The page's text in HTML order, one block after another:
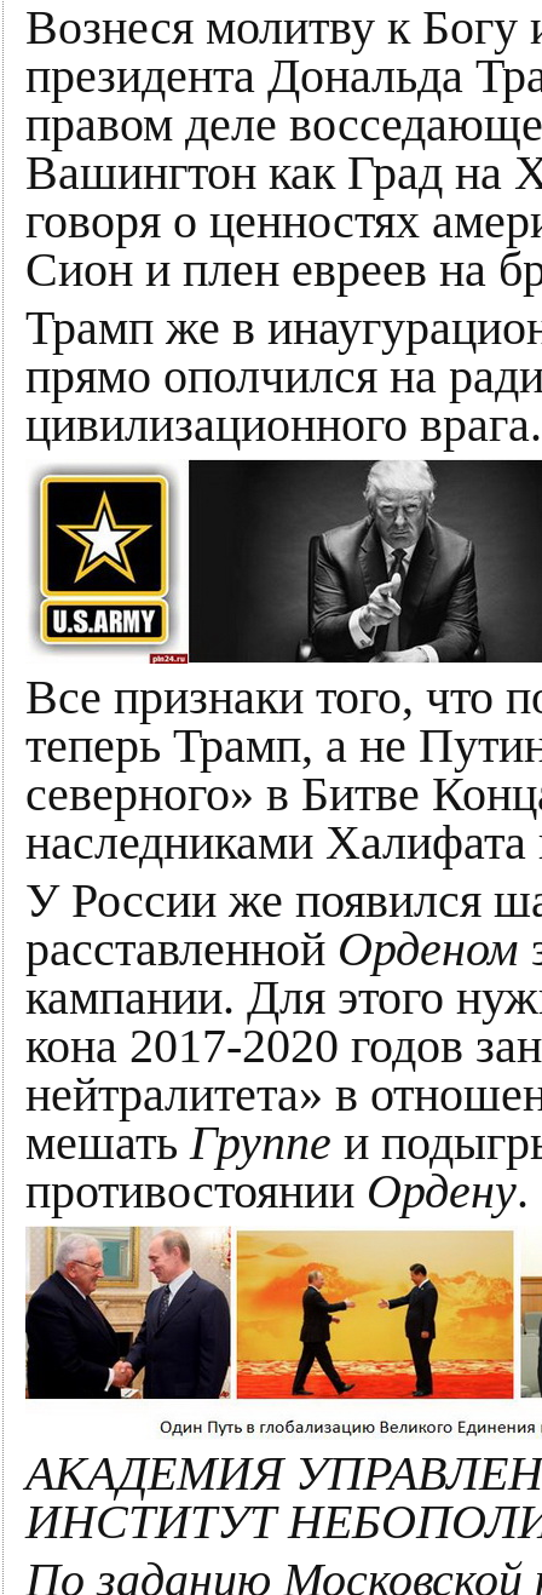
Вознеся молитву к Богу
президента Дональда
правом деле
Вашингтон как Град на
говоря о ценностях
Сион и плен евреев на
Трамп же в
прямо ополчился на
цивилизационного врага.
Все признаки того, что
теперь Трамп, а не
северного» в Битве
наследниками Халифата
У России же появился
расставленной Орденом
кампании. Для этого
кона 2017-2020 годов
нейтралитета» в
мешатьГруппе и
противостоянии Ордену.
АКАДЕМИЯ
ИНСТИТУТ
По заданию Московской